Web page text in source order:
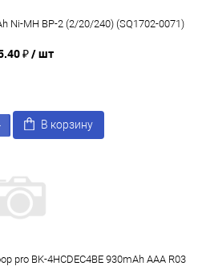
Ni-MH BP-2 (2/20/240) (SQ1702-0071)
₽/ шт
В корзину
pro BK-4HCDEC4BE 930mAh ААА R03